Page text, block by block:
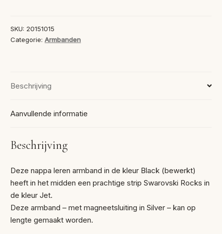
aantal
SKU: 20151015
Categorie:Armbanden
Beschrijving
Aanvullende informatie
Beschrijving
Deze nappa leren armband in de kleur Black (bewerkt)
heeft in het midden een prachtige strip Swarovski Rocks in
de kleur Jet.
Deze armband – met magneetsluiting in Silver – kan op
lengte gemaakt worden.